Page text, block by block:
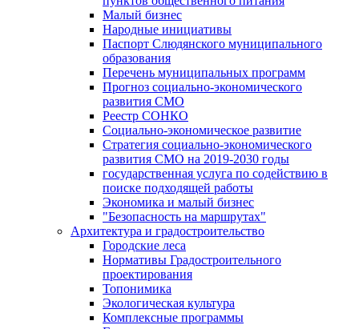
Малый бизнес
Народные инициативы
Паспорт Слюдянского муниципального
образования
Перечень муниципальных программ
Прогноз социально-экономического
развития СМО
Реестр СОНКО
Социально-экономическое развитие
Стратегия социально-экономического
развития СМО на 2019-2030 годы
государственная услуга по содействию в
поиске подходящей работы
Экономика и малый бизнес
"Безопасность на маршрутах"
Архитектура и градостроительство
Городские леса
Нормативы Градостроительного
проектирования
Топонимика
Экологическая культура
Комплексные программы